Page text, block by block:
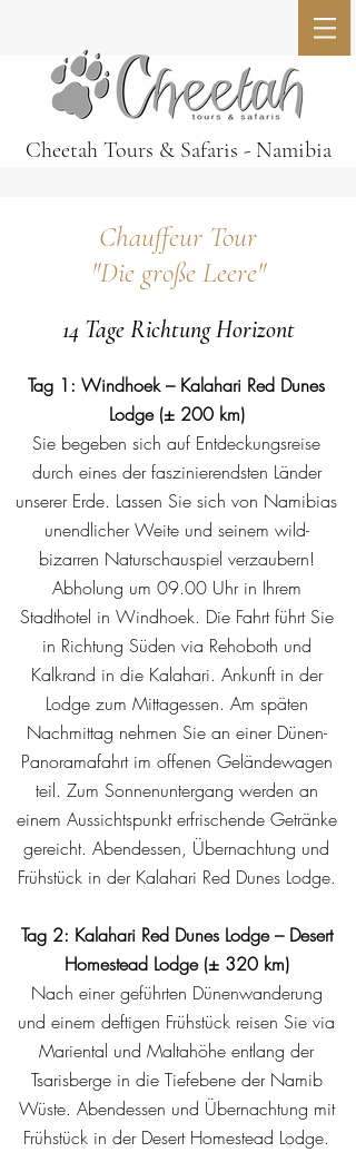
Cheetah Tours & Safaris - Namibia
Chauffeur Tour
"Die große Leere"
14 Tage Richtung Horizont
Tag 1: Windhoek – Kalahari Red Dunes
Lodge (± 200 km)
Sie begeben sich auf Entdeckungsreise
durch eines der faszinierendsten Länder
unserer Erde. Lassen Sie sich von Namibias
unendlicher Weite und seinem wild-
bizarren Naturschauspiel verzaubern!
Abholung um 09.00 Uhr in Ihrem
Stadthotel in Windhoek. Die Fahrt führt Sie
in Richtung Süden via Rehoboth und
Kalkrand in die Kalahari. Ankunft in der
Lodge zum Mittagessen. Am späten
Nachmittag nehmen Sie an einer Dünen-
Panoramafahrt im offenen Geländewagen
teil. Zum Sonnenuntergang werden an
einem Aussichtspunkt erfrischende Getränke
gereicht. Abendessen, Übernachtung und
Frühstück in der Kalahari Red Dunes Lodge.
Tag 2: Kalahari Red Dunes Lodge – Desert
Homestead Lodge (± 320 km)
Nach einer geführten Dünenwanderung
und einem deftigen Frühstück reisen Sie via
Mariental und Maltahöhe entlang der
Tsarisberge in die Tiefebene der Namib
Wüste. Abendessen und Übernachtung mit
Frühstück in der Desert Homestead Lodge.